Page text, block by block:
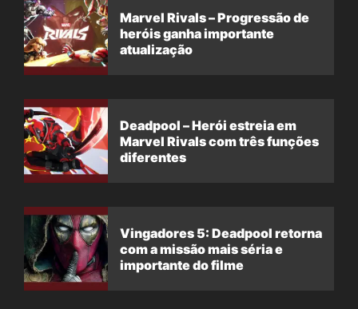
Marvel Rivals – Progressão de
heróis ganha importante
atualização
Deadpool – Herói estreia em
Marvel Rivals com três funções
diferentes
Vingadores 5: Deadpool retorna
com a missão mais séria e
importante do filme